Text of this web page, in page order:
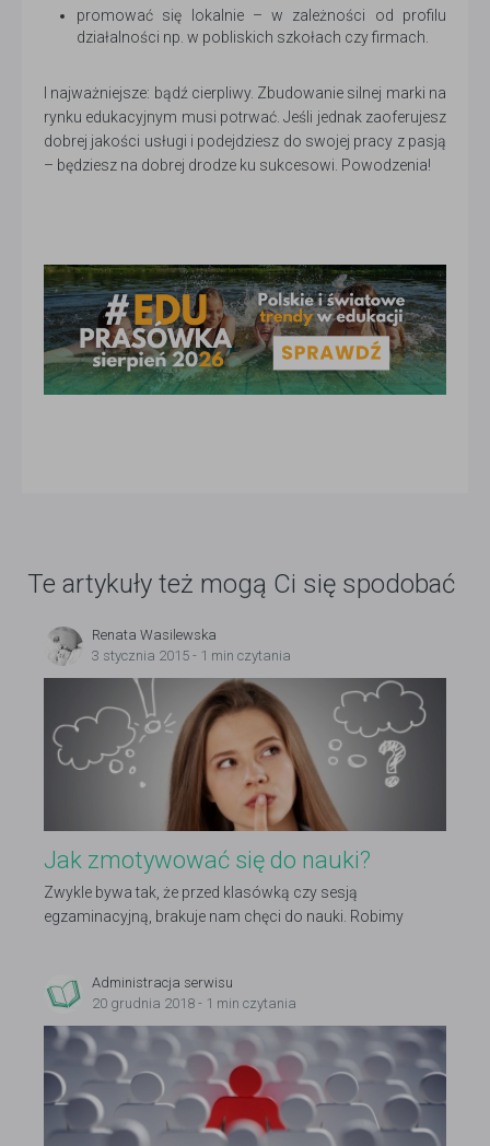
promować się lokalnie – w zależności od profilu
działalności np. w pobliskich szkołach czy firmach.
I najważniejsze: bądź cierpliwy. Zbudowanie silnej marki na
rynku edukacyjnym musi potrwać. Jeśli jednak zaoferujesz
dobrej jakości usługi i podejdziesz do swojej pracy z pasją
– będziesz na dobrej drodze ku sukcesowi. Powodzenia!
Te artykuły też mogą Ci się spodobać
Renata Wasilewska
3 stycznia 2015 - 1 min czytania
Jak zmotywować się do nauki?
Zwykle bywa tak, że przed klasówką czy sesją
egzaminacyjną, brakuje nam chęci do nauki. Robimy
Administracja serwisu
20 grudnia 2018 - 1 min czytania